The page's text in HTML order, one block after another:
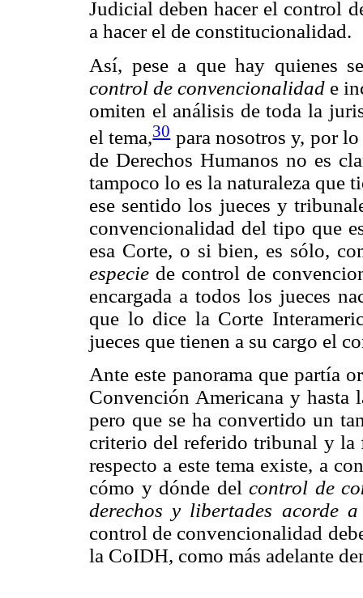
Judicial deben hacer el control
a hacer el de constitucionalidad.
Así, pese a que hay quienes
control de convencionalidad e
omiten el análisis de toda la
el tema,30para nosotros y, por
de Derechos Humanos no es
tampoco lo es la naturaleza que
ese sentido los jueces y
convencionalidad del tipo que
esa Corte, o si bien, es sólo,
especie de control de
encargada a todos los jueces
que lo dice la Corte
jueces que tienen a su cargo el
Ante este panorama que partía
Convención Americana y hasta
pero que se ha convertido un
criterio del referido tribunal y la
respecto a este tema existe, a
cómo y dónde delcontrol de
derechos y libertades acorde
control de convencionalidad
la CoIDH, como más adelante